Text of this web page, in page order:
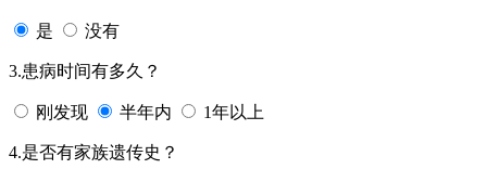
是 没有
3.患病时间有多久？
刚发现 半年内 1年以上
4.是否有家族遗传史？